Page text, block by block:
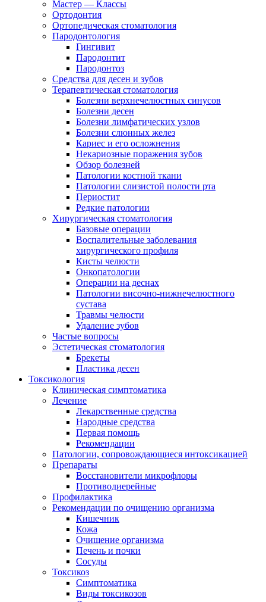
Мастер — Классы
Ортодонтия
Ортопедическая стоматология
Пародонтология
Гингивит
Пародонтит
Пародонтоз
Средства для десен и зубов
Терапевтическая стоматология
Болезни верхнечелюстных синусов
Болезни десен
Болезни лимфатических узлов
Болезни слюнных желез
Кариес и его осложнения
Некариозные поражения зубов
Обзор болезней
Патологии костной ткани
Патологии слизистой полости рта
Периостит
Редкие патологии
Хирургическая стоматология
Базовые операции
Воспалительные заболевания
хирургического профиля
Кисты челюсти
Онкопатологии
Операции на деснах
Патологии височно-нижнечелюстного
сустава
Травмы челюсти
Удаление зубов
Частые вопросы
Эстетическая стоматология
Брекеты
Пластика десен
Токсикология
Клиническая симптоматика
Лечение
Лекарственные средства
Народные средства
Первая помощь
Рекомендации
Патологии, сопровождающиеся интоксикацией
Препараты
Восстановители микрофлоры
Противодиерейные
Профилактика
Рекомендации по очищению организма
Кишечник
Кожа
Очищение организма
Печень и почки
Сосуды
Токсикоз
Cимптоматика
Виды токсикозов